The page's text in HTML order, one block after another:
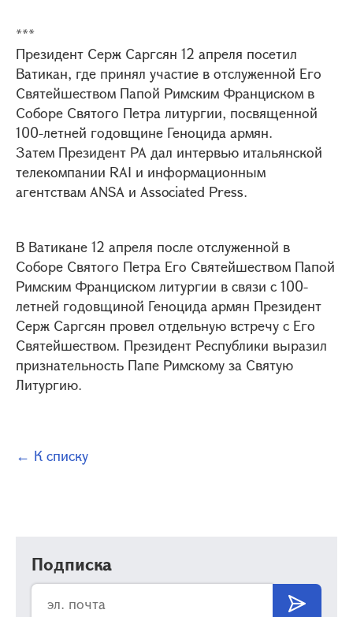
***
Президент Серж Саргсян 12 апреля посетил
Ватикан, где принял участие в отслуженной Его
Святейшеством Папой Римским Франциском в
Соборе Святого Петра литургии, посвященной
100-летней годовщине Геноцида армян.
Затем Президент РА дал интервью итальянской
телекомпании RAI и информационным
агентствам ANSA и Associated Press.
В Ватикане 12 апреля после отслуженной в
Соборе Святого Петра Его Святейшеством Папой
Римским Франциском литургии в связи с 100-
летней годовщиной Геноцида армян Президент
Серж Саргсян провел отдельную встречу с Его
Святейшеством. Президент Республики выразил
признательность Папе Римскому за Святую
Литургию.
← К списку
Подписка